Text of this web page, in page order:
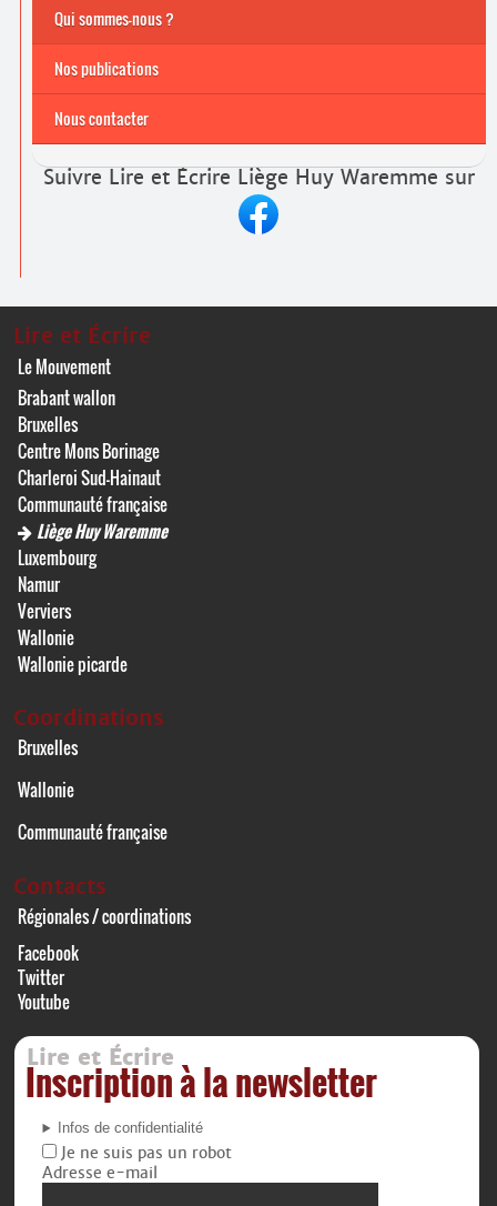
Archives
Formations continuées 2026-2027
Qui sommes-nous ?
Nos publications
Nous contacter
Suivre Lire et Écrire Liège Huy Waremme sur
Lire et Écrire
Le Mouvement
Brabant wallon
Bruxelles
Centre Mons Borinage
Charleroi Sud-Hainaut
Communauté française
Liège Huy Waremme
Luxembourg
Namur
Verviers
Wallonie
Wallonie picarde
Coordinations
Bruxelles
Wallonie
Communauté française
Contacts
Régionales / coordinations
Facebook
Twitter
Youtube
Lire et Écrire
Inscription à la newsletter
Infos de confidentialité
Je ne suis pas un robot
Adresse e-mail